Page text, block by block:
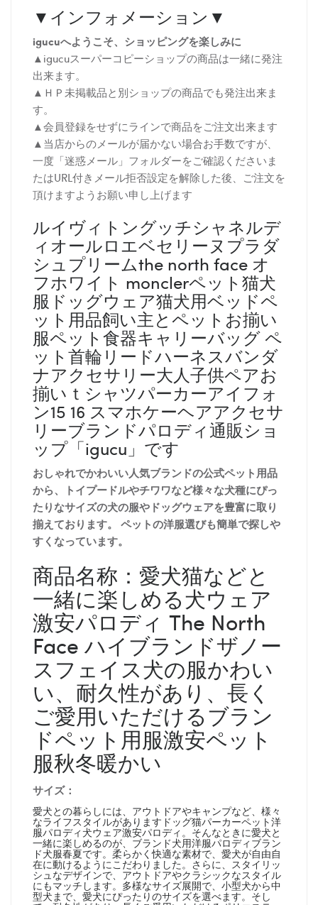
▼インフォメーション▼
igucuへようこそ、ショッピングを楽しみに
▲igucuスーパーコピーショップの商品は一緒に発注
出来ます。
▲ＨＰ未掲載品と別ショップの商品でも発注出来ま
す。
▲会員登録をせずにラインで商品をご注文出来ます
▲当店からのメールが届かない場合お手数ですが、
一度「迷惑メール」フォルダーをご確認くださいま
たはURL付きメール拒否設定を解除した後、ご注文を
頂けますようお願い申し上げます
ルイヴィトングッチシャネルデ
ィオールロエベセリーヌプラダ
シュプリームthe north face オ
フホワイト monclerペット猫犬
服ドッグウェア猫犬用ベッドペ
ット用品飼い主とペットお揃い
服ペット食器キャリーバッグ ペ
ット首輪リードハーネスバンダ
ナアクセサリー大人子供ペアお
揃いｔシャツパーカーアイフォ
ン15 16 スマホケーヘアアクセサ
リーブランドパロディ通販ショ
ップ「igucu」です
おしゃれでかわいい人気ブランドの公式ペット用品
から、トイプードルやチワワなど様々な犬種にぴっ
たりなサイズの犬の服やドッグウェアを豊富に取り
揃えております。 ペットの洋服選びも簡単で探しや
すくなっています。
商品名称：愛犬猫などと
一緒に楽しめる犬ウェア
激安パロディ The North
Face ハイブランドザノー
スフェイス犬の服かわい
い、耐久性があり、長く
ご愛用いただけるブラン
ドペット用服激安ペット
服秋冬暖かい
サイズ：
愛犬との暮らしには、アウトドアやキャンプなど、様々
なライフスタイルがありますドッグ猫パーカーペット洋
服パロディ犬ウェア激安パロディ。そんなときに愛犬と
一緒に楽しめるのが、ブランド犬用洋服パロディブラン
ド犬服春夏です。柔らかく快適な素材で、愛犬が自由自
在に動けるようにこだわりました。さらに、スタイリッ
シュなデザインで、アウトドアやクラシックなスタイル
にもマッチします。多様なサイズ展開で、小型犬から中
型犬まで、愛犬にぴったりのサイズを選べます。そし